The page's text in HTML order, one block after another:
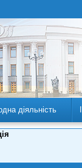
діяльність